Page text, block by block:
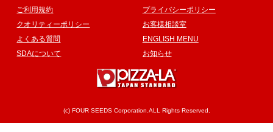
ご利用規約
プライバシーポリシー
クオリティーポリシー
お客様相談室
よくある質問
ENGLISH MENU
SDAについて
お知らせ
(c) FOUR SEEDS Corporation.ALL Rights Reserved.